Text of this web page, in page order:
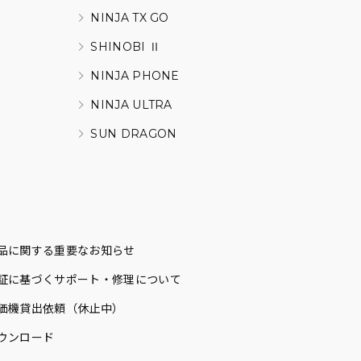
NINJA TX GO
SHINOBI Ⅱ
NINJA PHONE
NINJA ULTRA
SUN DRAGON
に関する重要なお知らせ
に基づくサポート・修理について
機貸出依頼（休止中）
ンロード